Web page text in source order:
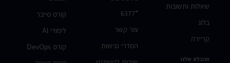
שאלות ותשובות
בלוג
קריירה
מהבלוג שלנו
*6377
צור קשר
הסדרי נגישות
קורס סייבר
לימודי AI
קורס DevOps